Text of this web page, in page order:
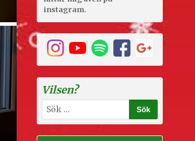
instagram.
Vilsen?
Sök
efter: